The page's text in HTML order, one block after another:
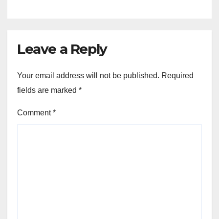
Leave a Reply
Your email address will not be published. Required
fields are marked *
Comment*